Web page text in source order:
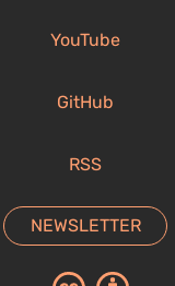
YouTube
GitHub
RSS
NEWSLETTER